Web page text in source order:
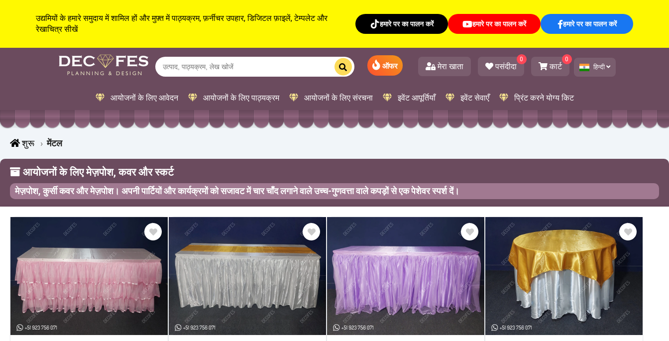
उद्यमियों के हमारे समुदाय में शामिल हों और मुफ़्त में पाठ्यक्रम, फ़र्नीचर उपहार, डिजिटल फ़ाइलें, टेम्पलेट और
रेखाचित्र सीखें
हमारे पर का पालन करें हमारे पर का पालन करें हमारे पर का पालन करें
ऑफर मेरा खाता पसंदीदा
0
कार्ट
0
हिन्दी
आयोजनों के लिए आवेदन आयोजनों के लिए पाठ्यक्रम आयोजनों के लिए संरचना इवेंट आपूर्तियाँ इवेंट सेवाएँ प्रिंट करने योग्य किट
शुरू मेंटल
आयोजनों के लिए मेज़पोश, कवर और स्कर्ट
मेज़पोश, कुर्सी कवर और मेज़पोश। अपनी पार्टियों और कार्यक्रमों को सजावट में चार चाँद लगाने वाले उच्च-गुणवत्ता वाले कपड़ों से एक पेशेवर स्पर्श दें।